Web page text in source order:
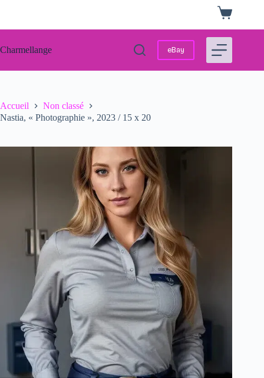
Panier
d’achat
Charmellange eBay
Accueil
Non classé
Nastia, « Photographie », 2023 / 15 x 20